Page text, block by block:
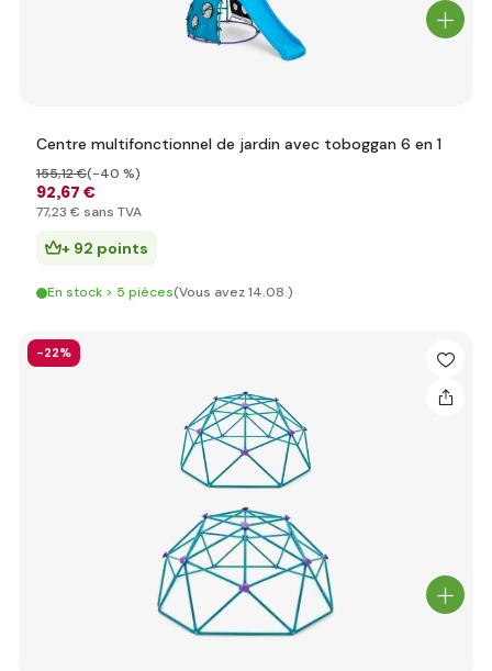
Centre multifonctionnel de jardin avec toboggan 6 en 1
92,67 €
155,12 €(-40 %)
77,23 € sans TVA
+ 92 points
En stock > 5 pièces(Vous avez 14.08.)
-22%